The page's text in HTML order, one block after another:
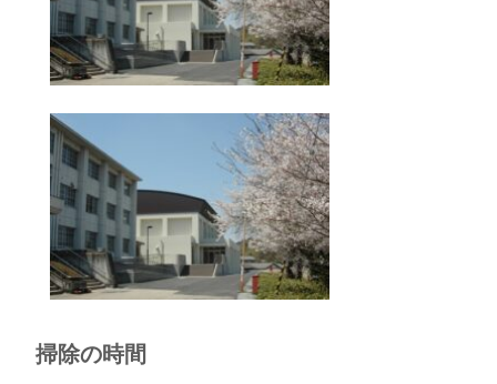
掃除の時間